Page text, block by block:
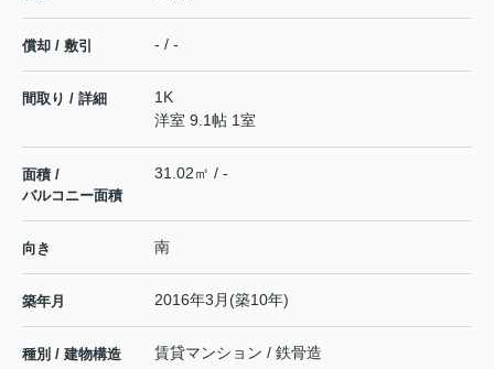
償却 / 敷引 - / -
間取り / 詳細
1K
洋室 9.1帖 1室
面積 /
バルコニー面積
31.02㎡ / -
向き 南
築年月 2016年3月(築10年)
種別 / 建物構造 賃貸マンション / 鉄骨造